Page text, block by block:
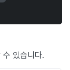
있습니다.